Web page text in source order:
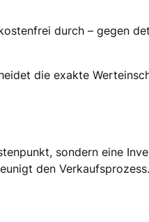
durch – gegen
die exakte
sondern eine
den